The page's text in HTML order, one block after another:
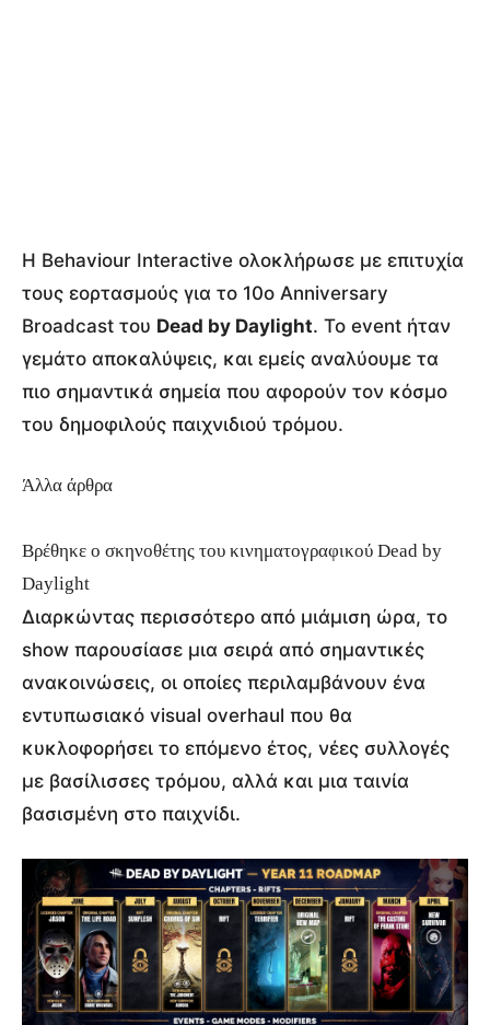
Η Behaviour Interactive ολοκλήρωσε με επιτυχία
τους εορτασμούς για το 10ο Anniversary
Broadcast του Dead by Daylight. Το event ήταν
γεμάτο αποκαλύψεις, και εμείς αναλύουμε τα
πιο σημαντικά σημεία που αφορούν τον κόσμο
του δημοφιλούς παιχνιδιού τρόμου.
Άλλα άρθρα
Βρέθηκε ο σκηνοθέτης του κινηματογραφικού Dead by
Daylight
Διαρκώντας περισσότερο από μιάμιση ώρα, το
show παρουσίασε μια σειρά από σημαντικές
ανακοινώσεις, οι οποίες περιλαμβάνουν ένα
εντυπωσιακό visual overhaul που θα
κυκλοφορήσει το επόμενο έτος, νέες συλλογές
με βασίλισσες τρόμου, αλλά και μια ταινία
βασισμένη στο παιχνίδι.